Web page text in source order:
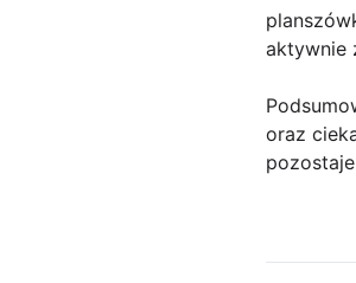
aktywnie
oraz